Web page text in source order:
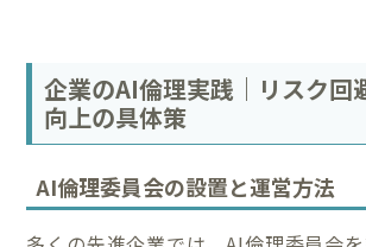
企業のAI倫理実践｜リスク回
向上の具体策
AI倫理委員会の設置と運営方法